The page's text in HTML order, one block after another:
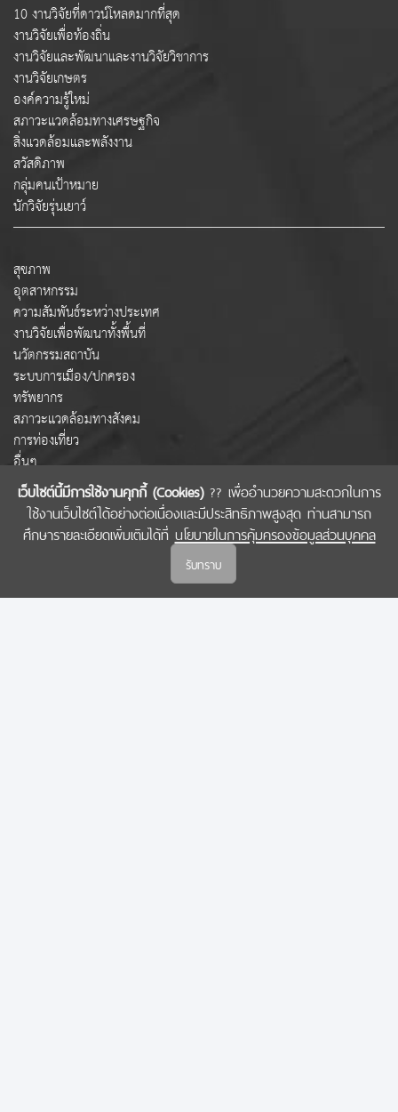
เว็บไซต์นี้มีการใช้งานคุกกี้ (Cookies)?? เพื่ออำนวยความสะดวกในการ
ใช้งานเว็บไซต์ได้อย่างต่อเนื่องและมีประสิทธิภาพสูงสุด ท่านสามารถ
ศึกษารายละเอียดเพิ่มเติมได้ที่ นโยบายในการคุ้มครองข้อมูลส่วนบุคคล
รับทราบ
10 งานวิจัยที่ดาวน์โหลดมากที่สุด
งานวิจัยเพื่อท้องถิ่น
งานวิจัยและพัฒนาและงานวิจัยวิชาการ
งานวิจัยเกษตร
องค์ความรู้ใหม่
สภาวะแวดล้อมทางเศรษฐกิจ
สิ่งแวดล้อมและพลังงาน
สวัสดิภาพ
กลุ่มคนเป้าหมาย
นักวิจัยรุ่นเยาว์
สุขภาพ
อุตสาหกรรม
ความสัมพันธ์ระหว่างประเทศ
งานวิจัยเพื่อพัฒนาทั้งพื้นที่
นวัตกรรมสถาบัน
ระบบการเมือง/ปกครอง
ทรัพยากร
สภาวะแวดล้อมทางสังคม
การท่องเที่ยว
อื่นๆ
COPYRIGHT © 2022 สำนักงานคณะกรรมการส่งเสริมวิทยาศาสตร์ วิจัยและนวัตกรรม
(สกสว.)
นโยบายในการคุ้มครองข้อมูลส่วนบุคคล